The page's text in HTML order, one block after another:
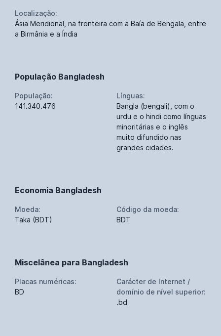
Localização:
Ásia Meridional, na fronteira com a Baía de Bengala, entre
a Birmânia e a Índia
População Bangladesh
População:
141.340.476
Línguas:
Bangla (bengali), com o
urdu e o hindi como línguas
minoritárias e o inglês
muito difundido nas
grandes cidades.
Economia Bangladesh
Moeda:
Taka (BDT)
Código da moeda:
BDT
Miscelânea para Bangladesh
Placas numéricas:
BD
Carácter de Internet /
domínio de nível superior:
.bd